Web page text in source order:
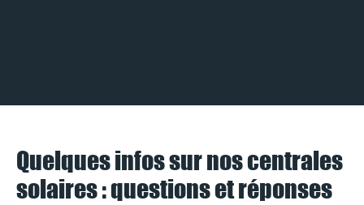
Quelques infos sur nos centrales
solaires : questions et réponses